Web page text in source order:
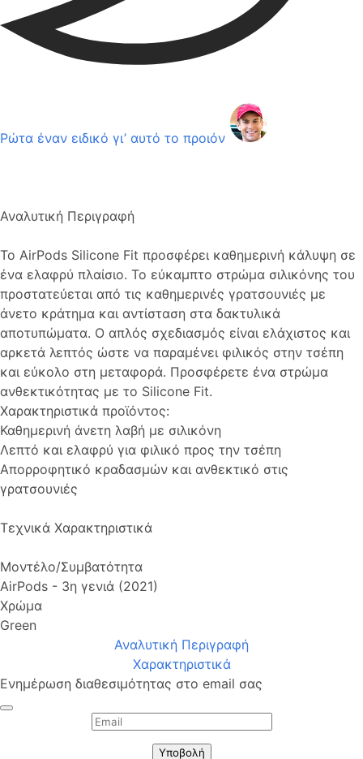
Ρώτα έναν ειδικό γι’ αυτό το προιόν
Αναλυτική Περιγραφή
Το AirPods Silicone Fit προσφέρει καθημερινή κάλυψη σε
ένα ελαφρύ πλαίσιο. Το εύκαμπτο στρώμα σιλικόνης του
προστατεύεται από τις καθημερινές γρατσουνιές με
άνετο κράτημα και αντίσταση στα δακτυλικά
αποτυπώματα. Ο απλός σχεδιασμός είναι ελάχιστος και
αρκετά λεπτός ώστε να παραμένει φιλικός στην τσέπη
και εύκολο στη μεταφορά. Προσφέρετε ένα στρώμα
ανθεκτικότητας με το Silicone Fit.
Χαρακτηριστικά προϊόντος:
Καθημερινή άνετη λαβή με σιλικόνη
Λεπτό και ελαφρύ για φιλικό προς την τσέπη
Απορροφητικό κραδασμών και ανθεκτικό στις
γρατσουνιές
Τεχνικά Χαρακτηριστικά
Μοντέλο/Συμβατότητα
AirPods - 3η γενιά (2021)
Χρώμα
Green
Αναλυτική Περιγραφή
Χαρακτηριστικά
Ενημέρωση διαθεσιμότητας στο email σας
Υποβολή